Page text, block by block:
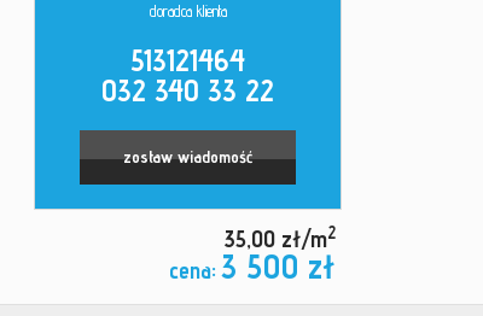
doradca klienta
513121464
032 340 33 22
zostaw wiadomość
35,00 zł/m2
cena: 3 500 zł